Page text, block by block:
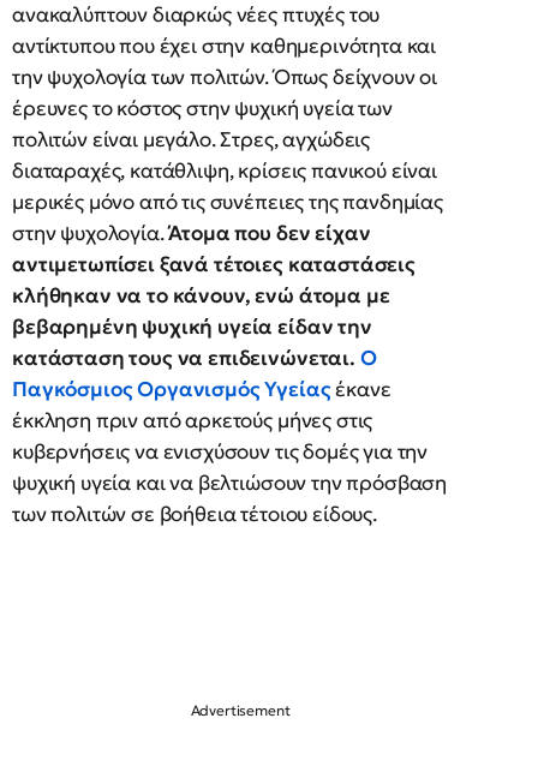
ανακαλύπτουν διαρκώς νέες πτυχές του
αντίκτυπου που έχει στην καθημερινότητα και
την ψυχολογία των πολιτών. Όπως δείχνουν οι
έρευνες το κόστος στην ψυχική υγεία των
πολιτών είναι μεγάλο. Στρες, αγχώδεις
διαταραχές, κατάθλιψη, κρίσεις πανικού είναι
μερικές μόνο από τις συνέπειες της πανδημίας
στην ψυχολογία.Άτομα που δεν είχαν
αντιμετωπίσει ξανά τέτοιες καταστάσεις
κλήθηκαν να το κάνουν, ενώ άτομα με
βεβαρημένη ψυχική υγεία είδαν την
κατάσταση τους να επιδεινώνεται. Ο
Παγκόσμιος Οργανισμός Υγείαςέκανε
έκκληση πριν από αρκετούς μήνες στις
κυβερνήσεις να ενισχύσουν τις δομές για την
ψυχική υγεία και να βελτιώσουν την πρόσβαση
των πολιτών σε βοήθεια τέτοιου είδους.